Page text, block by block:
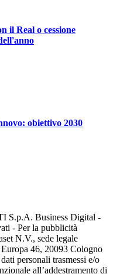
il Real o cessione
obiettivo 2030
S.p.A. Business Digital -
- Per la pubblicità
N.V., sede legale
46, 20093 Cologno
personali trasmessi e/o
all’addestramento di